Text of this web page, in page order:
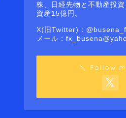
株、日経先物と不動産投
資産15億円。
X(旧Twitter)：
メール：
＼ Follow